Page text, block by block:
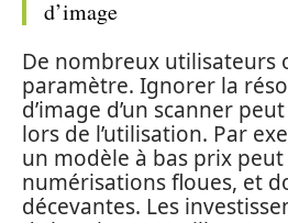
d’image
De nombreux utilisateurs
paramètre. Ignorer la
d’image d’un scanner
lors de l’utilisation. Par
un modèle à bas prix
numérisations floues, et
décevantes. Les